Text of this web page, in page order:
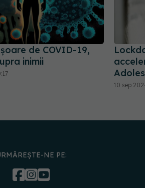
de COVID-19,
inimii
10 sep
NE PE: